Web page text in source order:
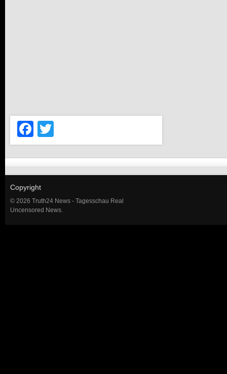
Facebook
Copyright
© 2026 Truth24 News - Tagesschau Real
Uncensored News.